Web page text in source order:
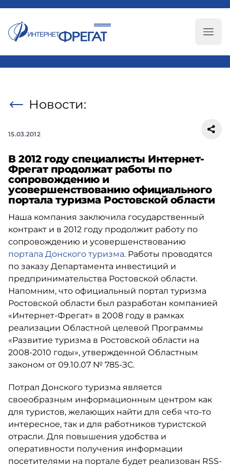
Новости:
15.03.2012
В 2012 году специалисты Интернет-
Фрегат продолжат работы по
сопровождению и
усовершенствованию официального
портала туризма Ростовской области
Наша компания заключила государственный
контракт и в 2012 году продолжит работу по
сопровождению и усовершенствованию
портала Донского туризма. Работы проводятся
по заказу Департамента инвестиций и
предпринимательства Ростовской области.
Напомним, что официальный портал туризма
Ростовской области был разработан компанией
«Интернет-Фрегат» в 2008 году в рамках
реализации Областной целевой Программы
«Развитие туризма в Ростовской области на
2008-2010 годы», утвержденной Областным
законом от 09.10.07 № 785-ЗС.
Потрал Донского туризма является
своеобразным информационным центром как
для туристов, желающих найти для себя что-то
интересное, так и для работников туристской
отрасли. Для повышения удобства и
оперативности получения информации
посетителями на портале будет реализован RSS-